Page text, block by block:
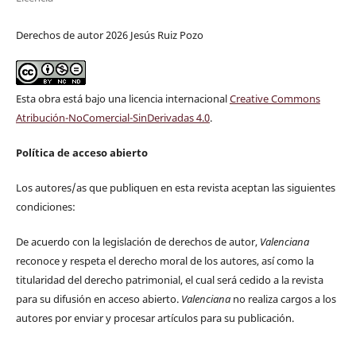
Derechos de autor 2026 Jesús Ruiz Pozo
Esta obra está bajo una licencia internacionalCreative Commons
Atribución-NoComercial-SinDerivadas 4.0.
Política de acceso abierto
Los autores/as que publiquen en esta revista aceptan las siguientes
condiciones:
De acuerdo con la legislación de derechos de autor, Valenciana
reconoce y respeta el derecho moral de los autores, así como la
titularidad del derecho patrimonial, el cual será cedido a la revista
para su difusión en acceso abierto. Valencianano realiza cargos a los
autores por enviar y procesar artículos para su publicación.